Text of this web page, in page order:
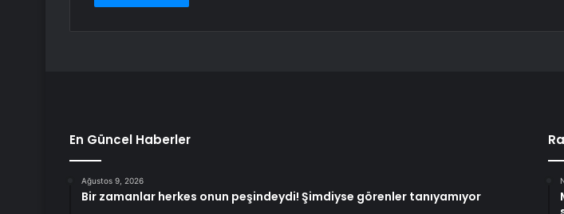
En Güncel Haberler
Ağustos 9, 2026
Bir zamanlar herkes onun peşindeydi! Şimdiyse görenler tanıyamıyor